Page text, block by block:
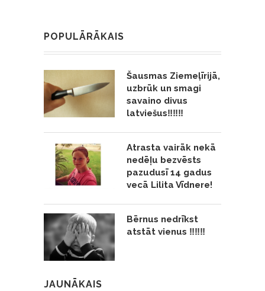
POPULĀRĀKAIS
Šausmas Ziemeļīrijā,
uzbrūk un smagi
savaino divus
latviešus‼️‼️‼️
Atrasta vairāk nekā
nedēļu bezvēsts
pazudusī 14 gadus
vecā Lilita Vīdnere!
Bērnus nedrīkst
atstāt vienus ‼️‼️‼️
JAUNĀKAIS